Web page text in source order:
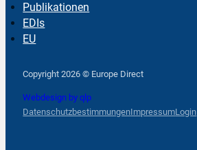
Publikationen
EDIs
EU
Copyright 2026 © Europe Direct
Webdesign by qlp
DatenschutzbestimmungenImpressumLogin